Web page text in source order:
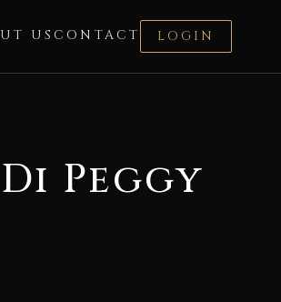
US CONTACT LOGIN
Peggy